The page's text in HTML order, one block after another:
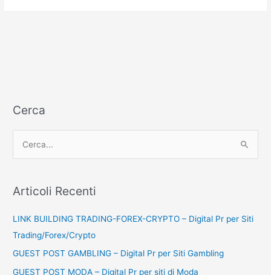
Cerca
c
:
Articoli Recenti
LINK BUILDING TRADING-FOREX-CRYPTO – Digital Pr per Siti
Trading/Forex/Crypto
GUEST POST GAMBLING – Digital Pr per Siti Gambling
GUEST POST MODA – Digital Pr per siti di Moda